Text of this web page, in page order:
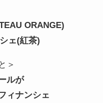
ORANGE)
ェ(紅茶)
＞
ルが
ィナンシェ